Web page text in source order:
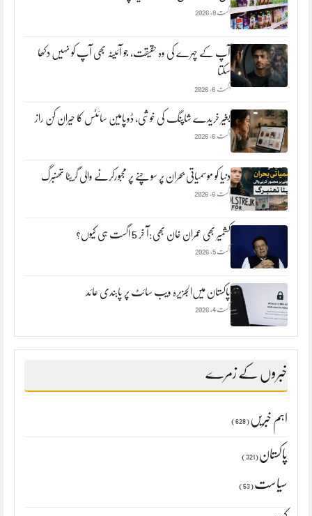
اگست 8, 2026
آپ کے چہرے کی وہ حقیقت، جو آئینہ بھی آپ کو نہیں دکھا
سکتا
اگست 6, 2026
بغیر خریدے شاپنگ کی خوشی، ڈوپامین سائٹس کا حیران کن راز
اگست 6, 2026
دنیا کو موسمیاتی بحران پر سوچنے پر مجبورکرنے والی گریٹا تھنبرگ
اگست 6, 2026
کشمیر بھی عمران خان بھی:آ خر 5 اگست ہی کیوں؟
اگست 5, 2026
پاکستان میں‌الجزیرہ ویب سائٹ پر پابندی عائد
اگست 4, 2026
خبروں کے زمرے
اہم خبریں (628)
پاکستان (321)
سیاست (53)